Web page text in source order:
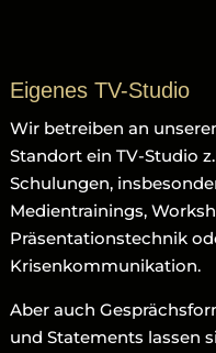
Eigenes TV-Studio
Wir betreiben an
Standort ein TV-Studio
Schulungen,
Medientrainings,
Präsentationstechnik
Krisenkommunikation.
Aber auch
und Statements lassen